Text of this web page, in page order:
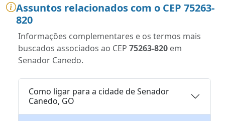
Assuntos relacionados com o CEP 75263-
820
Informações complementares e os termos mais
buscados associados ao CEP 75263-820 em
Senador Canedo.
Como ligar para a cidade de Senador
Canedo, GO